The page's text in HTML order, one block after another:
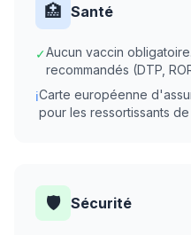
🏥 Santé
✓Aucun vaccin
recommandés (DTP,
ℹCarte européenne
pour les ressortissants de
🛡️ Sécurité